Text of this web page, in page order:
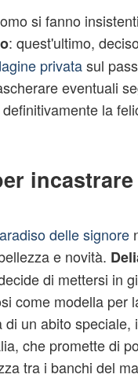
si fanno
: quest'ultimo,
privatasul
eventuali
la
incastrare
delle signore
e novità.
di mettersi in
come modella per
un abito speciale,
che promette di
tra i banchi del